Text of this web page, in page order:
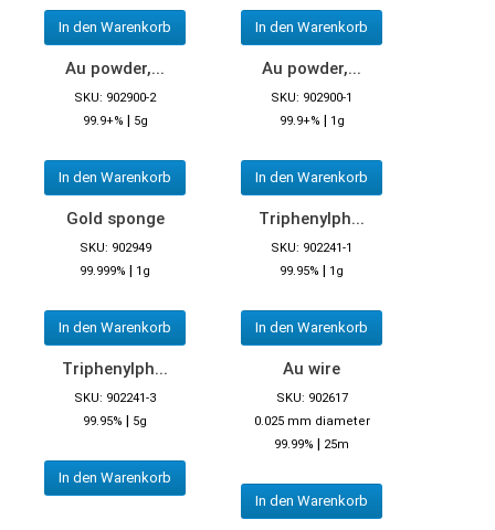
In den Warenkorb In den Warenkorb
Au powder,...
SKU: 902900-2
99.9+% | 5g
In den Warenkorb
Au powder,...
SKU: 902900-1
99.9+% | 1g
In den Warenkorb
Gold sponge
SKU: 902949
99.999% | 1g
In den Warenkorb
Triphenylph...
SKU: 902241-1
99.95% | 1g
In den Warenkorb
Triphenylph...
SKU: 902241-3
99.95% | 5g
In den Warenkorb
Au wire
SKU: 902617
0.025 mm diameter
99.99% | 25m
In den Warenkorb